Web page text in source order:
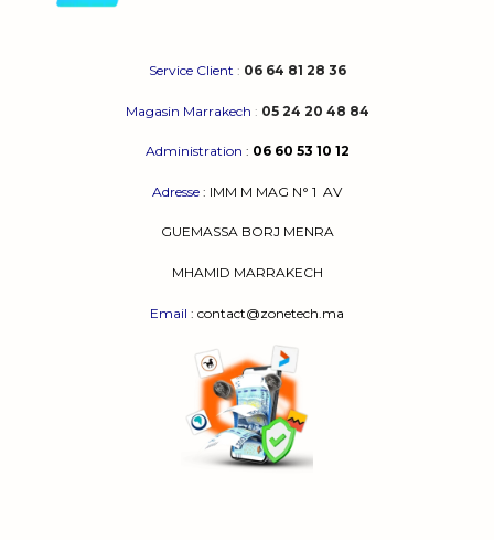
produit
Service Client : 06 64 81 28 36
Magasin Marrakech : 05 24 20 48 84
Administration : 06 60 53 10 12
Adresse : IMM M MAG N° 1 AV
GUEMASSA BORJ MENRA
MHAMID MARRAKECH
Email : contact@zonetech.ma